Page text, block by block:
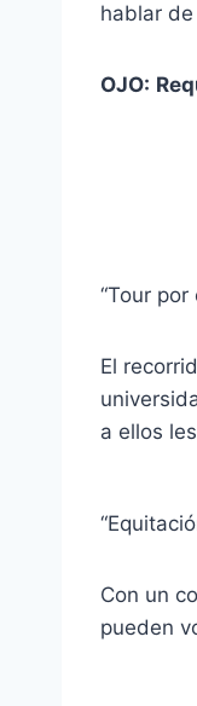
hablar
OJO:
“Tour por
El
a ellos
Con un
pueden